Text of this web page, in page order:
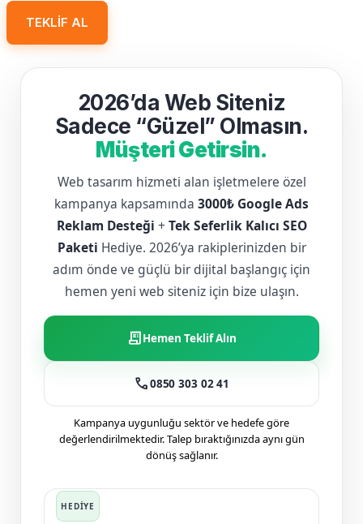
TEKLIF AL
2026’da Web Siteniz
Sadece “Güzel” Olmasın.
Müşteri Getirsin.
Web tasarım hizmeti alan işletmelere özel
kampanya kapsamında 3000₺ Google Ads
Reklam Desteği + Tek Seferlik Kalıcı SEO
Paketi Hediye. 2026’ya rakiplerinizden bir
adım önde ve güçlü bir dijital başlangıç için
hemen yeni web siteniz için bize ulaşın.
receipt_longHemen Teklif Alın
call0850 303 02 41
Kampanya uygunluğu sektör ve hedefe göre
değerlendirilmektedir. Talep bıraktığınızda aynı gün
dönüş sağlanır.